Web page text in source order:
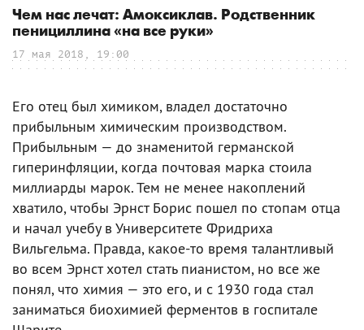
Чем нас лечат: Амоксиклав. Родственник
пенициллина «на все руки»
17 мая 2018, 19:00
Его отец был химиком, владел достаточно
прибыльным химическим производством.
Прибыльным — до знаменитой германской
гиперинфляции, когда почтовая марка стоила
миллиарды марок. Тем не менее накоплений
хватило, чтобы Эрнст Борис пошел по стопам отца
и начал учебу в Университете Фридриха
Вильгельма. Правда, какое-то время талантливый
во всем Эрнст хотел стать пианистом, но все же
понял, что химия — это его, и с 1930 года стал
заниматься биохимией ферментов в госпитале